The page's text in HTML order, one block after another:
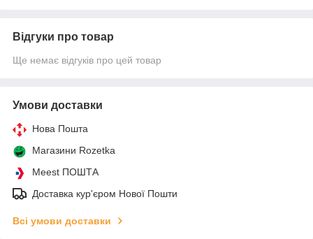
Відгуки про товар
Ще немає відгуків про цей товар
Умови доставки
Нова Пошта
Магазини Rozetka
Meest ПОШТА
Доставка кур'єром Нової Пошти
Всі умови доставки